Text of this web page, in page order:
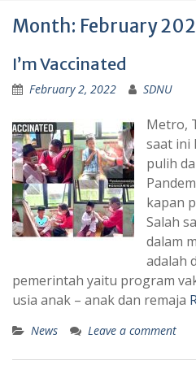
Month: February
I’m Vaccinated
February 2, 2022 SDNU
Metro,
saat ini
pulih
kapan
Salah
dalam
adalah
pemerintah yaitu program
usia anak – anak dan remaja
News Leave a comment